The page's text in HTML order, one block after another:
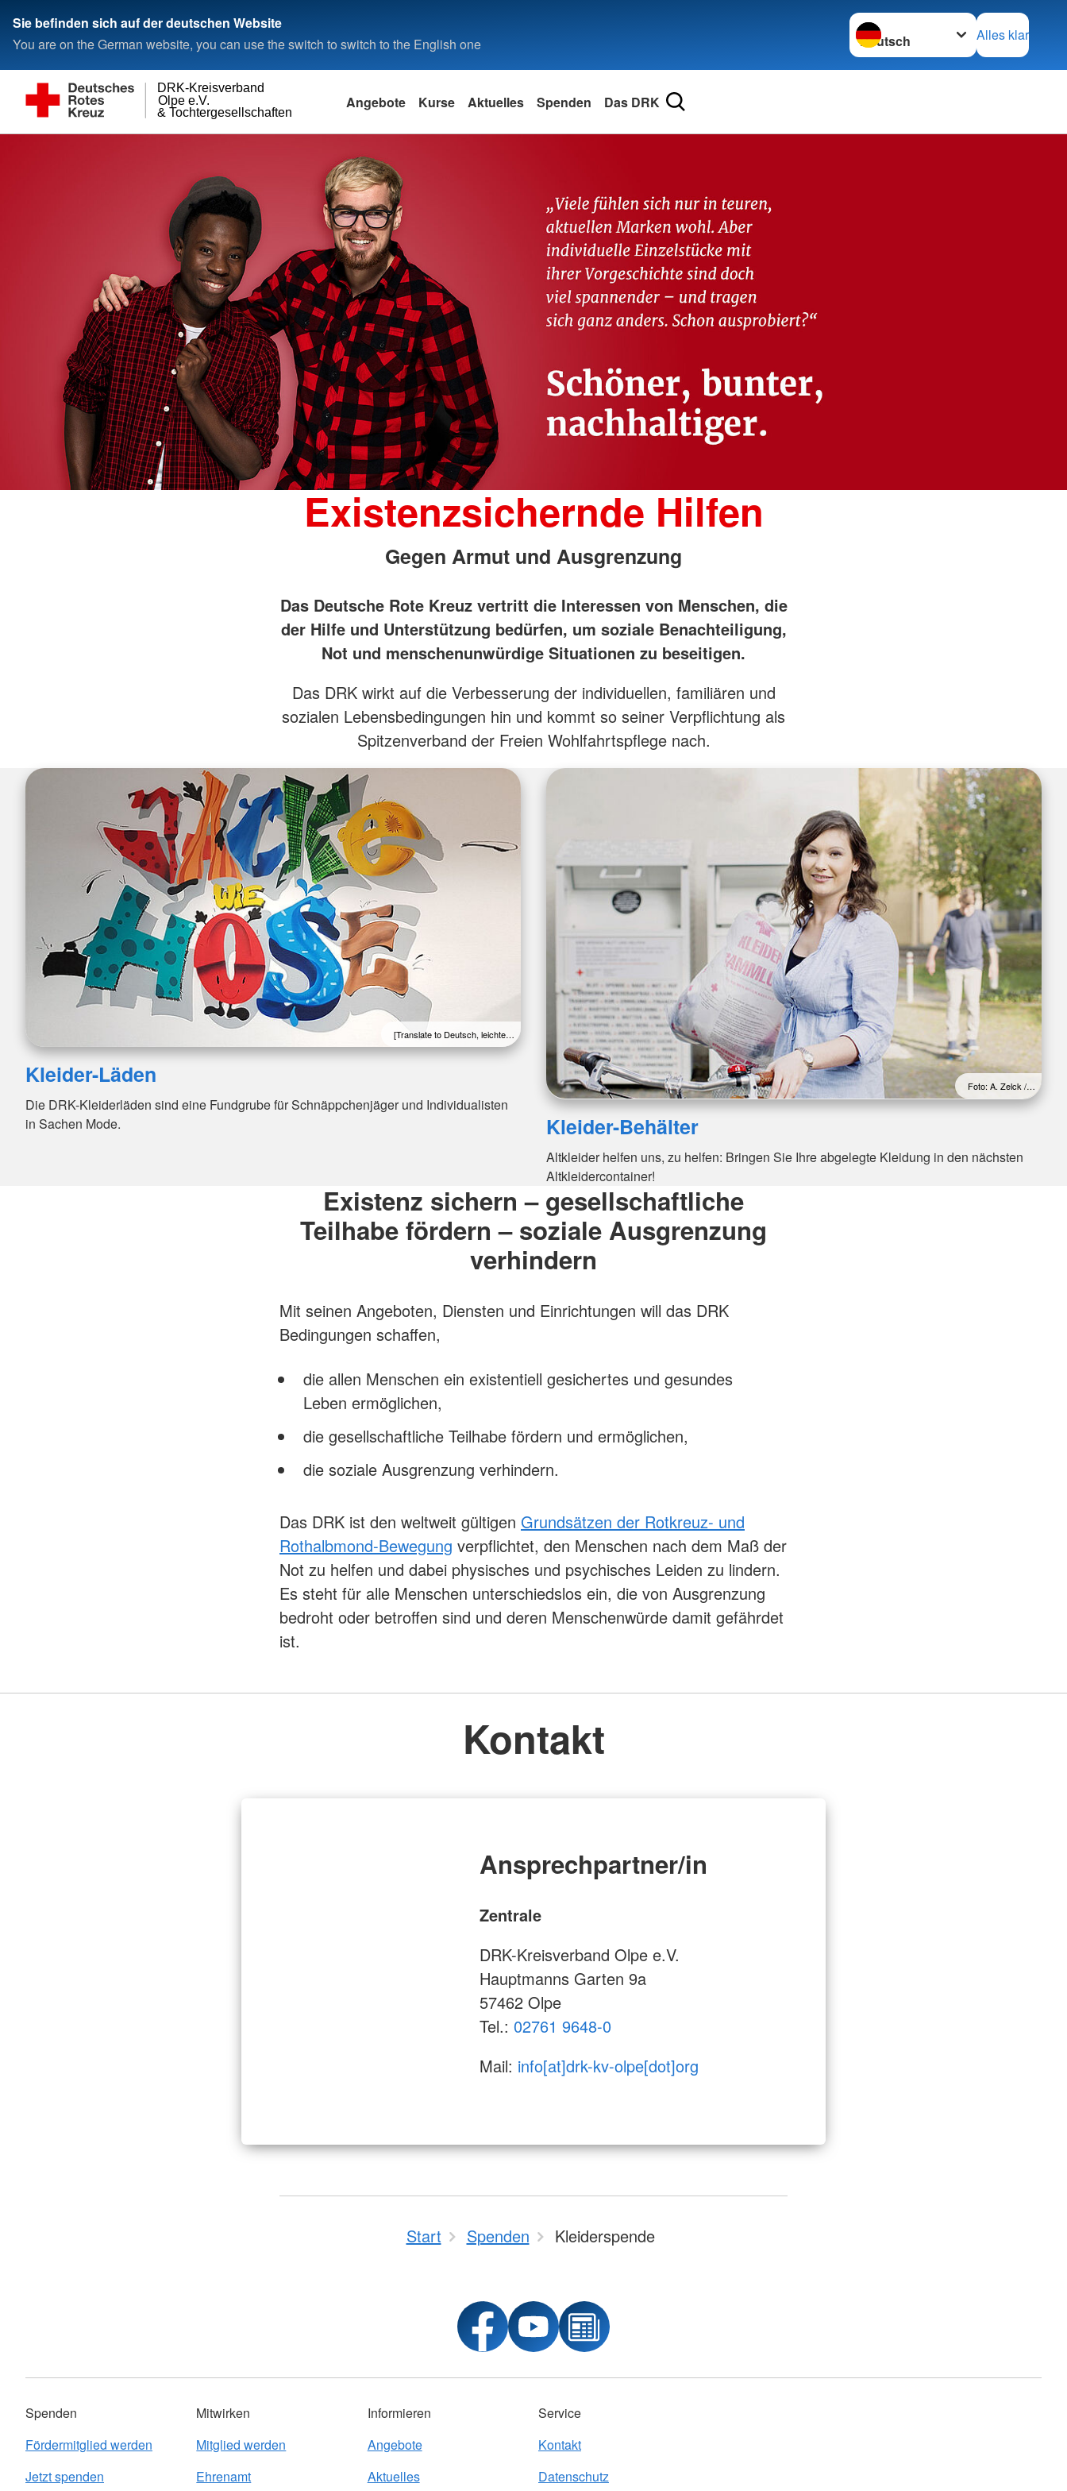
Sie befinden sich auf der deutschen Website
You are on the German website, you can use the switch to switch to the English one
Sprache wechseln zu
Alles klar
& Tochtergesellschaften
Olpe e.V.
DRK-Kreisverband
Angebote Kurse Aktuelles Spenden Das DRK
Existenzsichernde Hilfen
Gegen Armut und Ausgrenzung
Das Deutsche Rote Kreuz vertritt die Interessen von Menschen, die
der Hilfe und Unterstützung bedürfen, um soziale Benachteiligung,
Not und menschenunwürdige Situationen zu beseitigen.
Das DRK wirkt auf die Verbesserung der individuellen, familiären und
sozialen Lebensbedingungen hin und kommt so seiner Verpflichtung als
Spitzenverband der Freien Wohlfahrtspflege nach.
[Translate to Deutsch, leichte…
Kleider-Läden
Die DRK-Kleiderläden sind eine Fundgrube für Schnäppchenjäger und Individualisten
in Sachen Mode.
Foto: A. Zelck /…
Kleider-Behälter
Altkleider helfen uns, zu helfen: Bringen Sie Ihre abgelegte Kleidung in den nächsten
Altkleidercontainer!
Existenz sichern – gesellschaftliche
Teilhabe fördern – soziale Ausgrenzung
verhindern
Mit seinen Angeboten, Diensten und Einrichtungen will das DRK
Bedingungen schaffen,
die allen Menschen ein existentiell gesichertes und gesundes
Leben ermöglichen,
die gesellschaftliche Teilhabe fördern und ermöglichen,
die soziale Ausgrenzung verhindern.
Das DRK ist den weltweit gültigen Grundsätzen der Rotkreuz- und
Rothalbmond-Bewegung verpflichtet, den Menschen nach dem Maß der
Not zu helfen und dabei physisches und psychisches Leiden zu lindern.
Es steht für alle Menschen unterschiedslos ein, die von Ausgrenzung
bedroht oder betroffen sind und deren Menschenwürde damit gefährdet
ist.
Kontakt
Ansprechpartner/in
Zentrale
DRK-Kreisverband Olpe e.V.
Hauptmanns Garten 9a
57462 Olpe
Tel.: 02761 9648-0
Mail: info[at]drk-kv-olpe[dot]org
Start Spenden Kleiderspende
Spenden
Fördermitglied werden
Jetzt spenden
Mitwirken
Mitglied werden
Ehrenamt
Informieren
Angebote
Aktuelles
Service
Kontakt
Datenschutz